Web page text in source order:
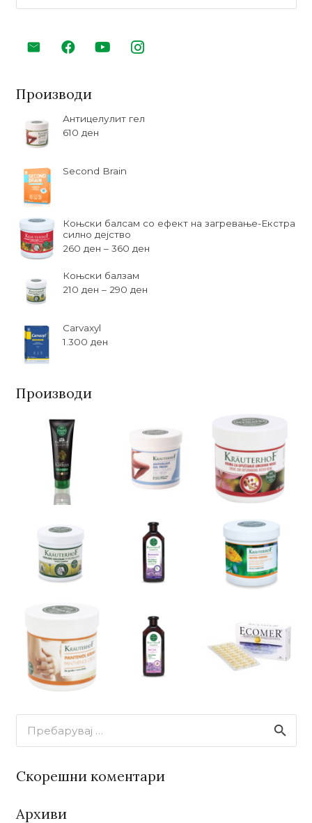
Производи
Антицелулит гел
610 ден
Second Brain
Коњски балсам со ефект на загревање-Екстра
силно дејство
260 ден – 360 ден
Коњски балзам
210 ден – 290 ден
Carvaxyl
1.300 ден
Производи
Скорешни коментари
Архиви